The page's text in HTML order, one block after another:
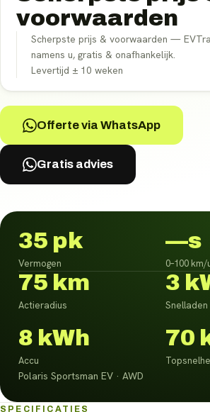
voorwaarden
Scherpste prijs & voorwaarden —
namens u, gratis & onafhankelijk.
Levertijd ± 10 weken
Offerte via WhatsApp
Gratis advies
35 pk
Vermogen
—s
0–100 km/
75 km
Actieradius
3
Snelladen
8 kWh
Accu
70
Polaris Sportsman EV · AWD
SPECIFICATIES